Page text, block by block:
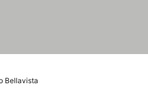
Bellavista